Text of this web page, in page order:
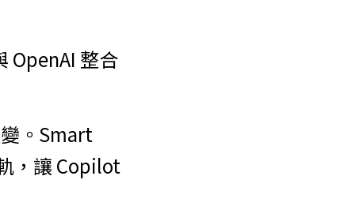
OpenAI 整合
。Smart
，讓 Copilot